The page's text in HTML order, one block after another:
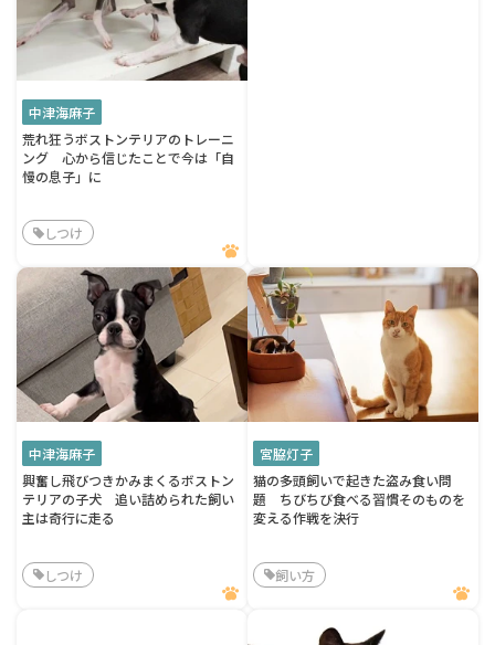
中津海麻子
荒れ狂うボストンテリアのトレーニ
ング 心から信じたことで今は「自
慢の息子」に
しつけ
中津海麻子
興奮し飛びつきかみまくるボストン
テリアの子犬 追い詰められた飼い
主は奇行に走る
しつけ
宮脇灯子
猫の多頭飼いで起きた盗み食い問
題 ちびちび食べる習慣そのものを
変える作戦を決行
飼い方